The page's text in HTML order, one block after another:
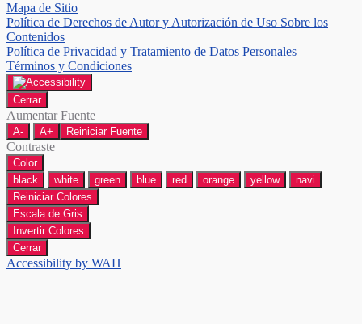
Mapa de Sitio
Política de Derechos de Autor y Autorización de Uso Sobre los
Contenidos
Política de Privacidad y Tratamiento de Datos Personales
Términos y Condiciones
Cerrar
Aumentar Fuente
A- A+ Reiniciar Fuente
Contraste
Color
black
white green blue red orange yellow
navi
Reiniciar Colores
Escala de Gris
Invertir Colores
Cerrar
Accessibility by WAH